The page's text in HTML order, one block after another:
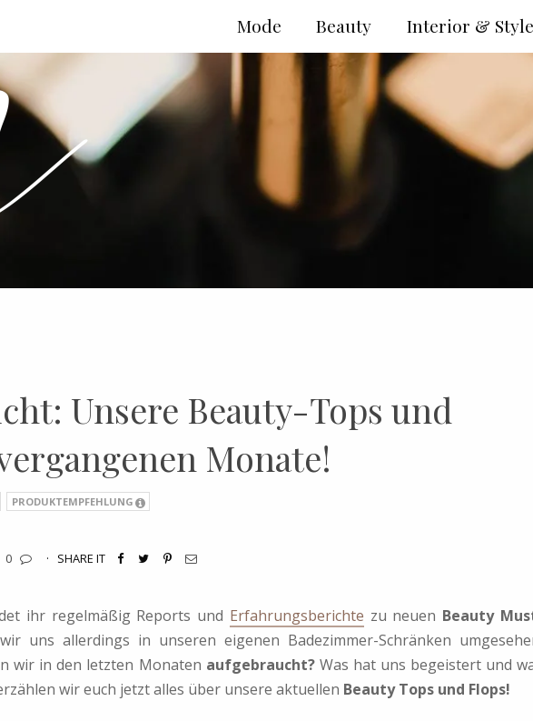
Unsere Beauty-Tops und
Monate!
PRODUKTEMPFEHLUNG
0 · SHARE IT
ihr regelmäßig Reports und Erfahrungsberichte zu neuen Beauty
uns allerdings in unseren eigenen Badezimmer-Schränken
wir in den letzten Monaten aufgebraucht?Was hat uns begeistert und
wir euch jetzt alles über unsere aktuellen Beauty Tops und Flops!
Interior & Style
Beauty
Mode